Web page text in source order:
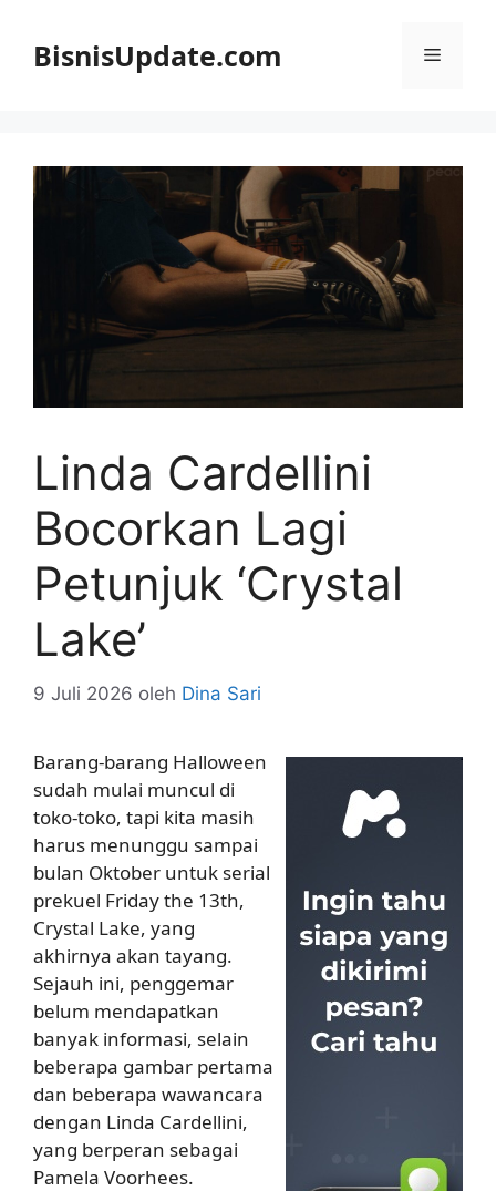
BisnisUpdate.com Menu
Linda Cardellini
Bocorkan Lagi
Petunjuk ‘Crystal
Lake’
9 Juli 2026 oleh Dina Sari
Barang-barang Halloween
sudah mulai muncul di
toko-toko, tapi kita masih
harus menunggu sampai
bulan Oktober untuk serial
prekuel Friday the 13th,
Crystal Lake, yang
akhirnya akan tayang.
Sejauh ini, penggemar
belum mendapatkan
banyak informasi, selain
beberapa gambar pertama
dan beberapa wawancara
dengan Linda Cardellini,
yang berperan sebagai
Pamela Voorhees.